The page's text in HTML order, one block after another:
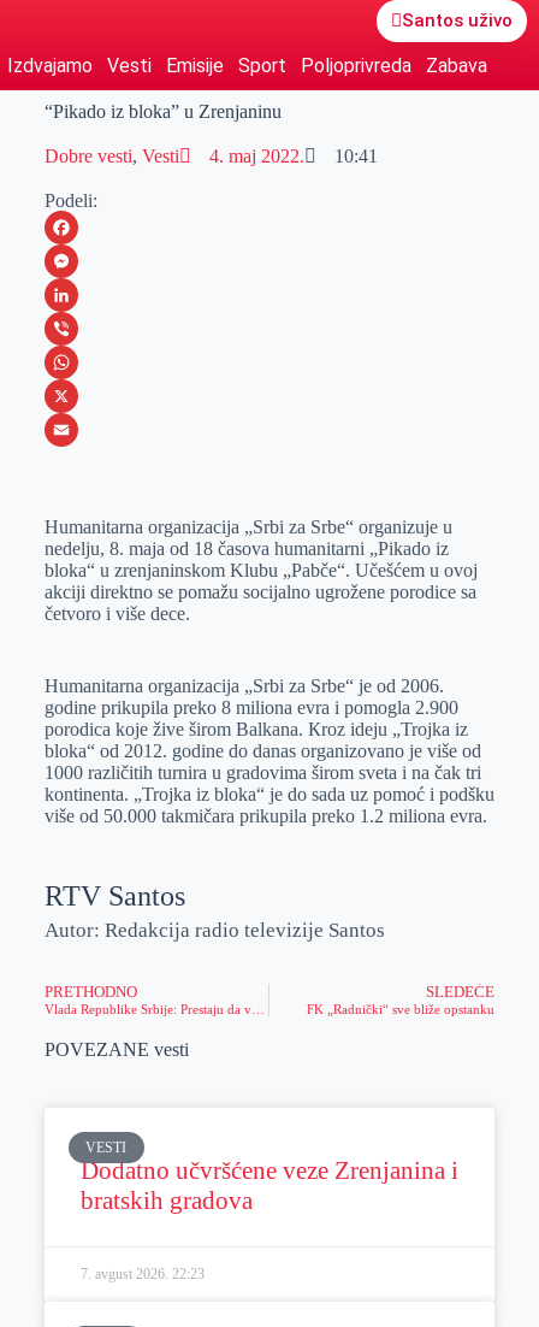
Santos uživo
Izdvajamo Vesti Emisije Sport Poljoprivreda Zabava
“Pikado iz bloka” u Zrenjaninu
Dobre vesti, Vesti 4. maj 2022. 10:41
Podeli:
F
a
c
e
b
o
M
e
s
s
e
e
r
L
i
n
k
I
n
V
i
b
W
h
s
A
p
X
a
i
l
Humanitarna organizacija „Srbi za Srbe“ organizuje u
nedelju, 8. maja od 18 časova humanitarni „Pikado iz
bloka“ u zrenjaninskom Klubu „Pabče“. Učešćem u ovoj
akciji direktno se pomažu socijalno ugrožene porodice sa
četvoro i više dece.
Humanitarna organizacija „Srbi za Srbe“ je od 2006.
godine prikupila preko 8 miliona evra i pomogla 2.900
porodica koje žive širom Balkana. Кroz ideju „Trojka iz
bloka“ od 2012. godine do danas organizovano je više od
1000 različitih turnira u gradovima širom sveta i na čak tri
kontinenta. „Trojka iz bloka“ je do sada uz pomoć i podšku
više od 50.000 takmičara prikupila preko 1.2 miliona evra.
RTV Santos
Autor: Redakcija radio televizije Santos
PRETHODNO
Vlada Republike Srbije: Prestaju da važe sva ograničenja za ulazak u zemlju
SLEDEĆE
FK „Radnički“ sve bliže opstanku
POVEZANE vesti
VESTI
Dodatno učvršćene veze Zrenjanina i
bratskih gradova
7. avgust 2026. 22:23